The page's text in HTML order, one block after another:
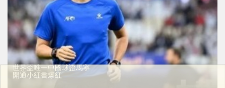
世界盃唯一中國球證馬寧
開通小紅書爆紅